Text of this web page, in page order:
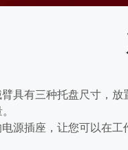
具有三种托盘尺寸，
源插座，让您可以在